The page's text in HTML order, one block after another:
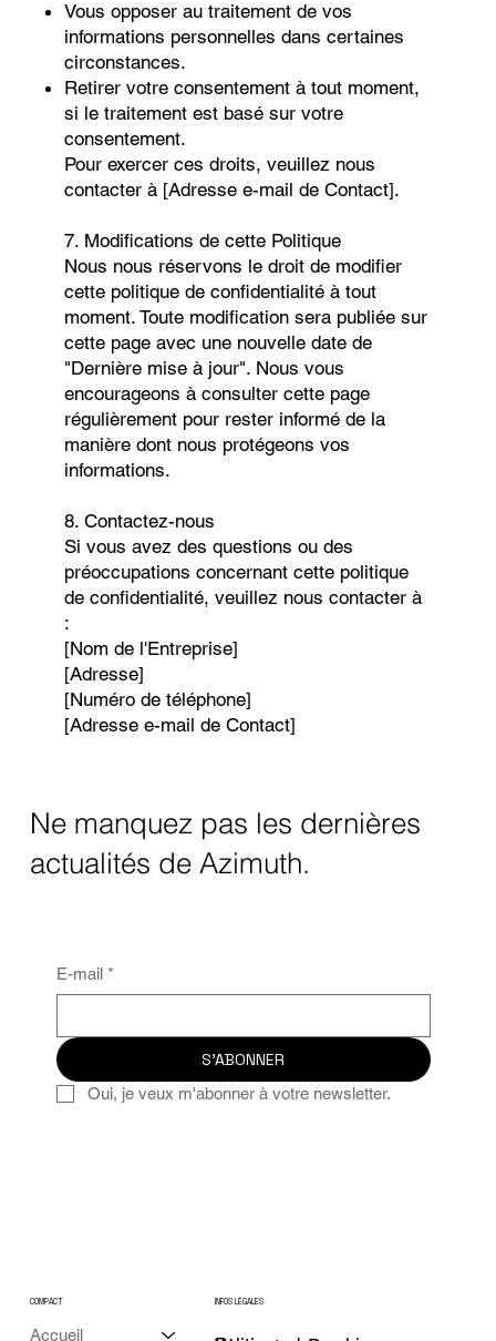
Vous opposer au traitement de vos
informations personnelles dans certaines
circonstances.
Retirer votre consentement à tout moment,
si le traitement est basé sur votre
consentement.
Pour exercer ces droits, veuillez nous
contacter à [Adresse e-mail de Contact].
7. Modifications de cette Politique
Nous nous réservons le droit de modifier
cette politique de confidentialité à tout
moment. Toute modification sera publiée sur
cette page avec une nouvelle date de
"Dernière mise à jour". Nous vous
encourageons à consulter cette page
régulièrement pour rester informé de la
manière dont nous protégeons vos
informations.
8. Contactez-nous
Si vous avez des questions ou des
préoccupations concernant cette politique
de confidentialité, veuillez nous contacter à
:
[Nom de l'Entreprise]
[Adresse]
[Numéro de téléphone]
[Adresse e-mail de Contact]
Ne manquez pas les dernières
actualités de Azimuth.
E-mail *
S'ABONNER
Oui, je veux m'abonner à votre newsletter.
Accueil
COMPACT INFOS LÉGALES